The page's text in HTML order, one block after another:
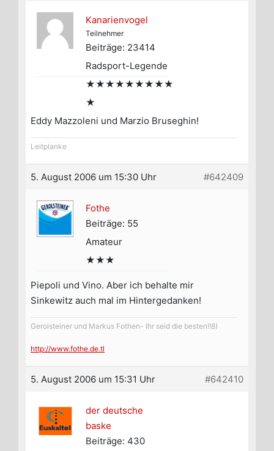
Kanarienvogel
Teilnehmer
Beiträge: 23414
Radsport-Legende
★★★★★★★★★
★
Eddy Mazzoleni und Marzio Bruseghin!
Leitplanke
5. August 2006 um 15:30 Uhr #642409
Fothe
Beiträge: 55
Amateur
★★★
Piepoli und Vino. Aber ich behalte mir
Sinkewitz auch mal im Hintergedanken!
Gerolsteiner und Markus Fothen- Ihr seid die besten!!8)
http://www.fothe.de.tl
5. August 2006 um 15:31 Uhr #642410
der deutsche
baske
Beiträge: 430